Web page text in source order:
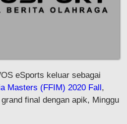
eSports keluar sebagai
Masters (FFIM) 2020 Fall,
final dengan apik, Minggu